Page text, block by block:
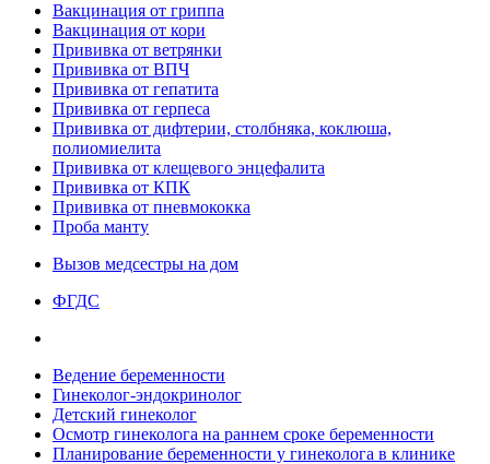
Вакцинация от гриппа
Вакцинация от кори
Прививка от ветрянки
Прививка от ВПЧ
Прививка от гепатита
Прививка от герпеса
Прививка от дифтерии, столбняка, коклюша,
полиомиелита
Прививка от клещевого энцефалита
Прививка от КПК
Прививка от пневмококка
Проба манту
Вызов медсестры на дом
ФГДС
Ведение беременности
Гинеколог-эндокринолог
Детский гинеколог
Осмотр гинеколога на раннем сроке беременности
Планирование беременности у гинеколога в клинике